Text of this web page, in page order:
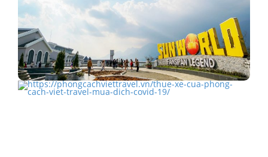
Giá vé cáp treo Sun World Fansipan Legend mới nhất